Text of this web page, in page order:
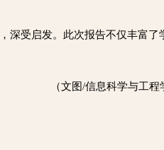
受启发。此次报告不仅丰富
（文图/信息科学与工